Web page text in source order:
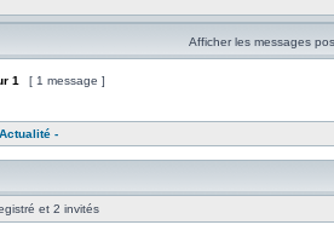
Afficher les messages
1 [ 1 message ]
Actualité -
et 2 invités